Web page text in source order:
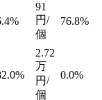
91
円/
個
76.8%
2.72
万
円/
個
0.0%